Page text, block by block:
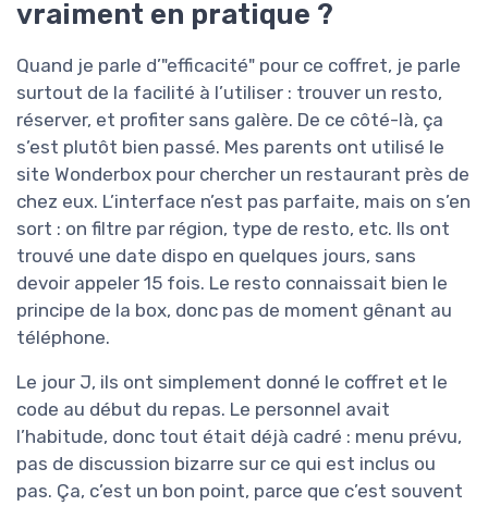
vraiment en pratique ?
Quand je parle d’"efficacité" pour ce coffret, je parle
surtout de la facilité à l’utiliser : trouver un resto,
réserver, et profiter sans galère. De ce côté-là, ça
s’est plutôt bien passé. Mes parents ont utilisé le
site Wonderbox pour chercher un restaurant près de
chez eux. L’interface n’est pas parfaite, mais on s’en
sort : on filtre par région, type de resto, etc. Ils ont
trouvé une date dispo en quelques jours, sans
devoir appeler 15 fois. Le resto connaissait bien le
principe de la box, donc pas de moment gênant au
téléphone.
Le jour J, ils ont simplement donné le coffret et le
code au début du repas. Le personnel avait
l’habitude, donc tout était déjà cadré : menu prévu,
pas de discussion bizarre sur ce qui est inclus ou
pas. Ça, c’est un bon point, parce que c’est souvent